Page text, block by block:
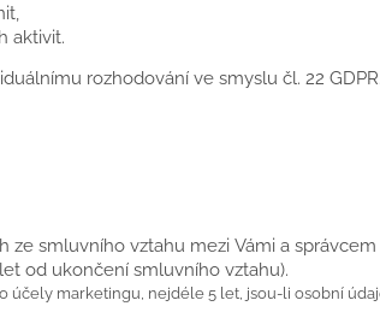
aktivit.
rozhodování ve smyslu čl. 22
smluvního vztahu mezi Vámi a správcem
od ukončení smluvního vztahu).
účely marketingu, nejdéle 5 let, jsou-li osobní